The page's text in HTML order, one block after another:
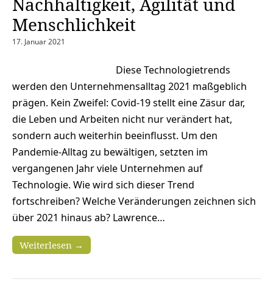
Menschlichkeit
17. Januar 2021
Diese Technologietrends
werden den Unternehmensalltag 2021 maßgeblich
prägen. Kein Zweifel: Covid-19 stellt eine Zäsur dar,
die Leben und Arbeiten nicht nur verändert hat,
sondern auch weiterhin beeinflusst. Um den
Pandemie-Alltag zu bewältigen, setzten im
vergangenen Jahr viele Unternehmen auf
Technologie. Wie wird sich dieser Trend
fortschreiben? Welche Veränderungen zeichnen sich
über 2021 hinaus ab? Lawrence…
Weiterlesen →